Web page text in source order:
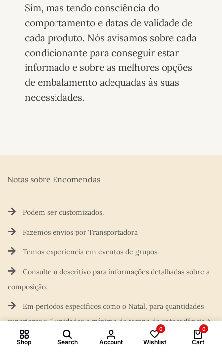
Sim, mas tendo consciência do
comportamento e datas de validade de
cada produto. Nós avisamos sobre cada
condicionante para conseguir estar
informado e sobre as melhores opções
de embalamento adequadas às suas
necessidades.
Notas sobre Encomendas​
Podem ser customizados.
Fazemos envios por Transportadora
Temos experiencia em eventos de grupos.
Consulte o descritivo para informações detalhadas sobre a
composição.
Em períodos específicos como o Natal, para quantidades
superiores a 5 unidades o mínimo de tempo de antecedência é
de 10 dias.
Shop Search Account
0
Wishlist
0
Cart
Compare products